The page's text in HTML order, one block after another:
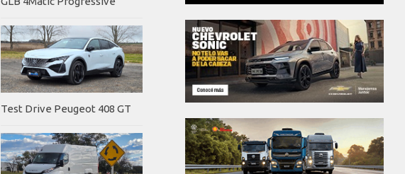
Test Drive Peugeot 408 GT